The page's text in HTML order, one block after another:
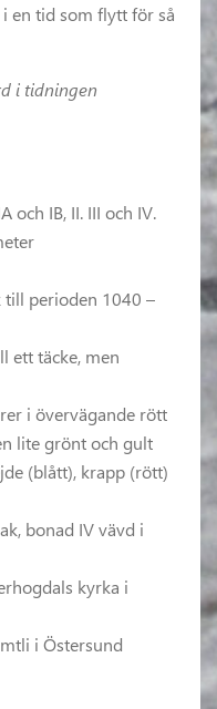
en tid som flytt för så
i tidningen
och IB, II. III och IV.
till perioden 1040 –
ett täcke, men
i övervägande rött
lite grönt och gult
(blått), krapp (rött)
bonad IV vävd i
kyrka i
i Östersund